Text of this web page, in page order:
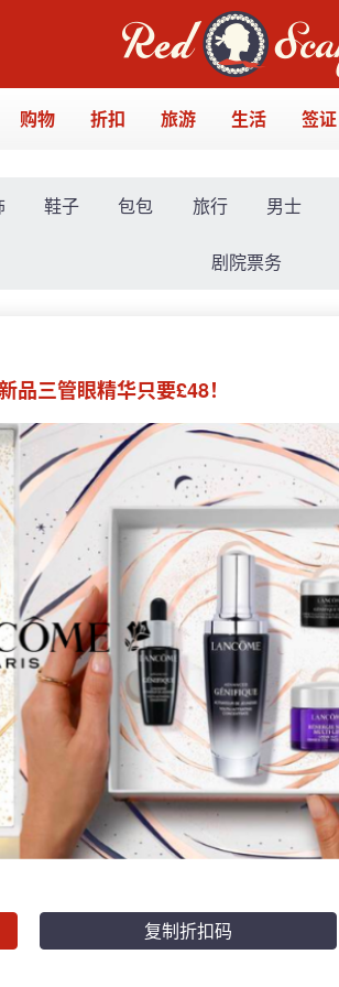
购物 折扣 旅游 生活 签证
鞋子 包包 旅行 男士
剧院票务
三管眼精华只要£48！
复制折扣码